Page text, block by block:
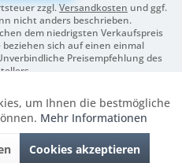
zzgl.Versandkosten und ggf.
nicht anders beschrieben.
dem niedrigsten Verkaufspreis
sich auf einen einmal
Preisempfehlung des
Aktiv
Inaktiv
um Ihnen die bestmögliche
Mehr Informationen
Cookies akzeptieren